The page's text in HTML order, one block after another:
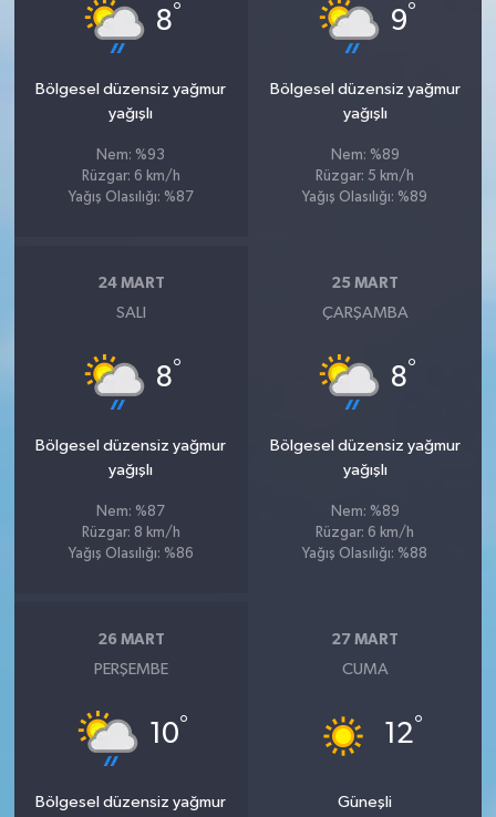
8°
Bölgesel düzensiz yağmur
yağışlı
Nem: %93
Rüzgar: 6 km/h
Yağış Olasılığı: %87
9°
Bölgesel düzensiz yağmur
yağışlı
Nem: %89
Rüzgar: 5 km/h
Yağış Olasılığı: %89
24 MART
SALI
8°
Bölgesel düzensiz yağmur
yağışlı
Nem: %87
Rüzgar: 8 km/h
Yağış Olasılığı: %86
25 MART
ÇARŞAMBA
8°
Bölgesel düzensiz yağmur
yağışlı
Nem: %89
Rüzgar: 6 km/h
Yağış Olasılığı: %88
26 MART
PERŞEMBE
10°
Bölgesel düzensiz yağmur
27 MART
CUMA
12°
Güneşli